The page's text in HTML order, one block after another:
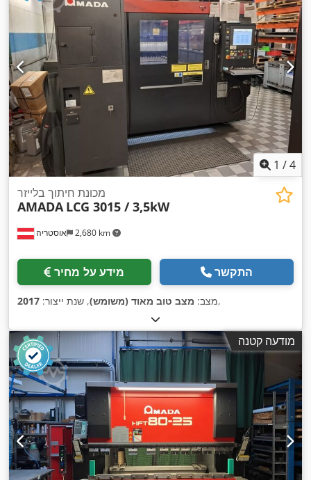
1 /4
אוסטריה 2,680 km
מכונת חיתוך בלייזר
AMADA LCG 3015 / 3,5kW
מידע על מחיר התקשר
מצב: מצב טוב מאוד (משומש), שנת ייצור: 2017 ,
מודעה קטנה